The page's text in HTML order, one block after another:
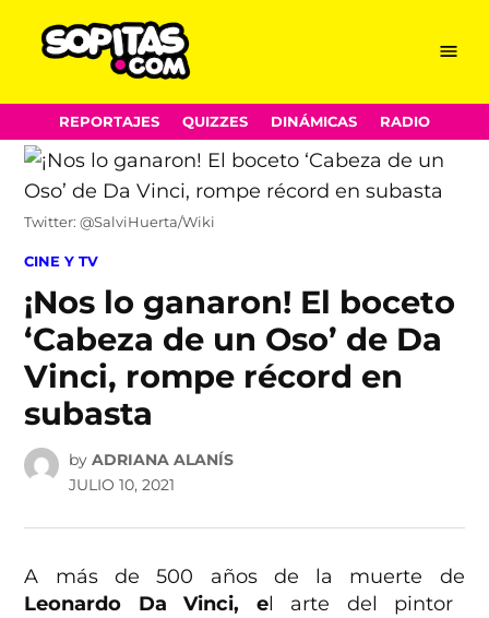
Skip
to
content
Menu
REPORTAJES QUIZZES DINÁMICAS RADIO
Twitter: @SalviHuerta/Wiki
POSTED
CINE Y TV
¡Nos lo ganaron! El boceto
‘Cabeza de un Oso’ de Da
Vinci, rompe récord en
subasta
by ADRIANA ALANÍS
JULIO 10, 2021
A más de 500 años de la muerte de
Leonardo Da Vinci, el arte del pintor